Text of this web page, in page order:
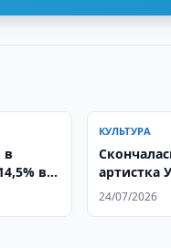
в
в
КУЛЬТУРА
артистка
24/07/2026